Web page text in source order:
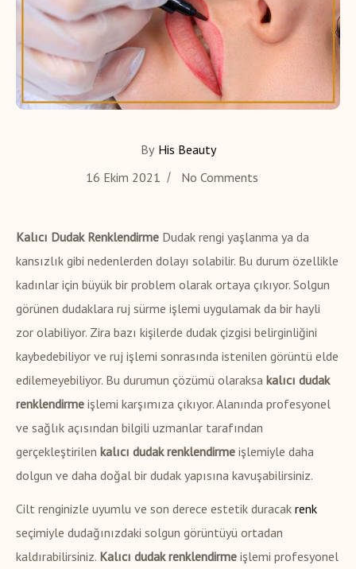
By His Beauty
16 Ekim 2021
No Comments
Kalıcı Dudak Renklendirme Dudak rengi yaşlanma ya da
kansızlık gibi nedenlerden dolayı solabilir. Bu durum özellikle
kadınlar için büyük bir problem olarak ortaya çıkıyor. Solgun
görünen dudaklara ruj sürme işlemi uygulamak da bir hayli
zor olabiliyor. Zira bazı kişilerde dudak çizgisi belirginliğini
kaybedebiliyor ve ruj işlemi sonrasında istenilen görüntü elde
edilemeyebiliyor. Bu durumun çözümü olaraksa kalıcı dudak
renklendirme işlemi karşımıza çıkıyor. Alanında profesyonel
ve sağlık açısından bilgili uzmanlar tarafından
gerçekleştirilen kalıcı dudak renklendirme işlemiyle daha
dolgun ve daha doğal bir dudak yapısına kavuşabilirsiniz.
Cilt renginizle uyumlu ve son derece estetik duracak renk
seçimiyle dudağınızdaki solgun görüntüyü ortadan
kaldırabilirsiniz. Kalıcı dudak renklendirme işlemi profesyonel